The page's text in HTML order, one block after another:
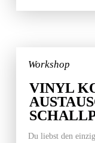
Workshop
VINYL
Du liebst den